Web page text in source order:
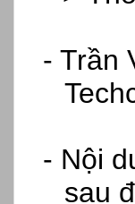
- Trần
- Nội
sau đ